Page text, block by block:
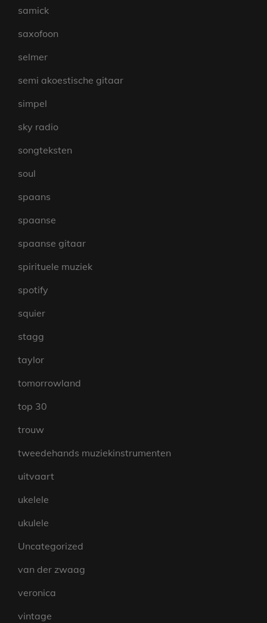
samick
saxofoon
selmer
semi akoestische gitaar
simpel
sky radio
songteksten
soul
spaans
spaanse
spaanse gitaar
spirituele muziek
spotify
squier
stagg
taylor
tomorrowland
top 30
trouw
tweedehands muziekinstrumenten
uitvaart
ukelele
ukulele
Uncategorized
van der zwaag
veronica
vintage